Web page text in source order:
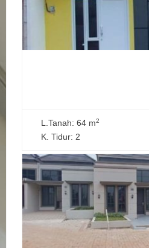
L.Tanah: 64 m2
K. Tidur: 2